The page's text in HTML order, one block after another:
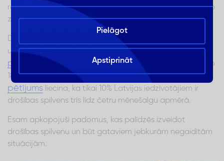
remonts, rēķini par ārstēšanos, ienākumu sarukums vai to
zudums.
Dažādi pētījumi liecina, ka liela daļa cilvēku neveido
uzkrājumus negaidītām situācijām. Piemēram,SEB
pētījuma
rezultātā atklājās, ka 38% jauniešu vecumā no
18 līdz 25 neveido drošības spilvenu. SavukārtCitadeles
pētījums liecina, ka tikai 10% Latvijas iedzīvotājiem ir
drošības spilvens trīs līdz četru mēnešalgu apmērā.
Esam apkopojuši padomus, kas palīdzēs izveidot
drošības spilvenu un būt gataviem jebkurām negaidītām
situācijām.
Pielāgot
Apstiprināt